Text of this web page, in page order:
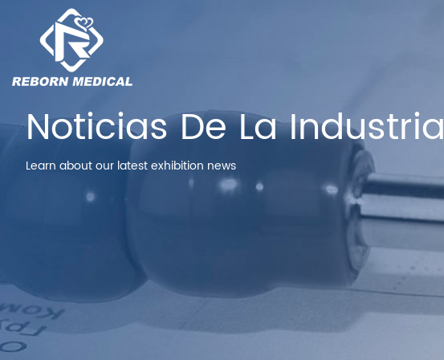
Noticias De La Industria
Learn about our latest exhibition news